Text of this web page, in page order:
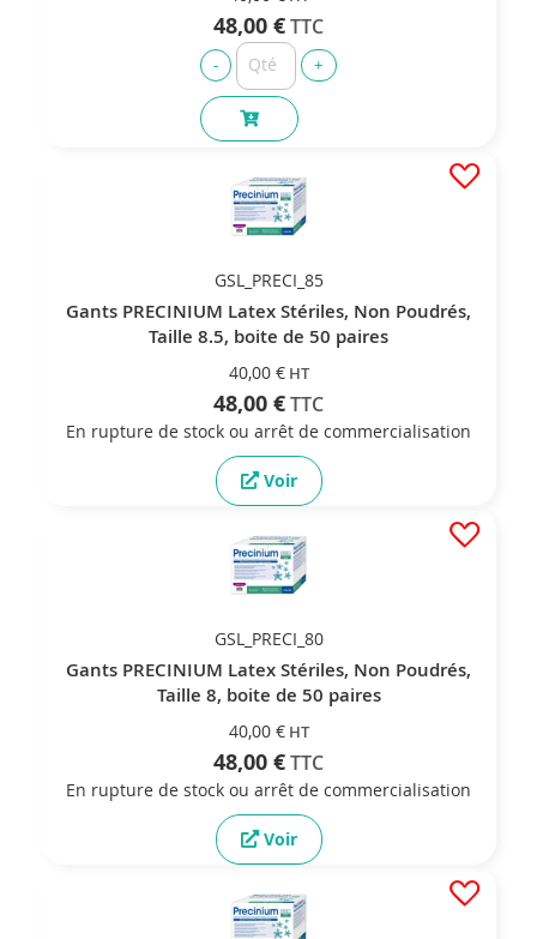
48,00 €
GSL_PRECI_85
Gants PRECINIUM Latex Stériles, Non Poudrés,
Taille 8.5, boite de 50 paires
40,00 €
48,00 €
En rupture de stock ou arrêt de commercialisation
Voir
GSL_PRECI_80
Gants PRECINIUM Latex Stériles, Non Poudrés,
Taille 8, boite de 50 paires
40,00 €
48,00 €
En rupture de stock ou arrêt de commercialisation
Voir